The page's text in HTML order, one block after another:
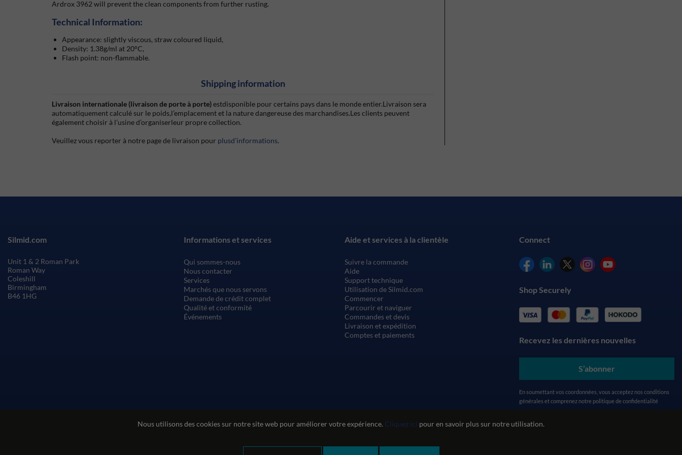
Nous utilisons des cookies sur notre site web pour améliorer votre expérience. Cliquez ici pour en savoir plus sur notre utilisation.
Ardrox 3962 will prevent the clean components from further rusting.
Technical Information:
Appearance: slightly viscous, straw coloured liquid,
Density: 1.38g/ml at 20°C,
Flash point: non-flammable.
Shipping information
Livraison internationale (livraison de porte à porte)estdisponible pour certains pays dans le monde entier.Livraison sera
automatiquement calculé sur le poids,l’emplacement et la nature dangereuse des marchandises.Les clients peuvent
également choisir à l’usine d’organiserleur propre collection.
Veuillez vous reporter à notre page de livraison pour plusd’informations.
Informations et services
Qui sommes-nous
Nous contacter
Services
Marchés que nous servons
Demande de crédit complet
Qualité et conformité
Événements
Aide et services à la clientèle
Suivre la commande
Aide
Support technique
Utilisation de Silmid.com
Commencer
Parcourir et naviguer
Commandes et devis
Livraison et expédition
Comptes et paiements
Connect
Shop Securely
Recevez les dernières nouvelles
S’abonner
En soumettant vos coordonnées, vous acceptez nos conditions
générales et comprenez notre politique de confidentialité
Silmid.com
Unit 1 & 2 Roman Park
Roman Way
Coleshill
Birmingham
B46 1HG
Déclaration sur l'esclavage moderne